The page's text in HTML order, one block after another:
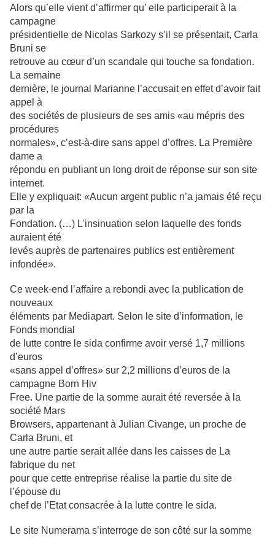
Alors qu’elle vient d’affirmer qu’ elle participerait à la
campagne
présidentielle de Nicolas Sarkozy s’il se présentait, Carla
Bruni se
retrouve au cœur d’un scandale qui touche sa fondation.
La semaine
dernière, le journal Marianne l’accusait en effet d’avoir fait
appel à
des sociétés de plusieurs de ses amis «au mépris des
procédures
normales», c’est-à-dire sans appel d’offres. La Première
dame a
répondu en publiant un long droit de réponse sur son site
internet.
Elle y expliquait: «Aucun argent public n’a jamais été reçu
par la
Fondation. (…) L'insinuation selon laquelle des fonds
auraient été
levés auprès de partenaires publics est entièrement
infondée».
Ce week-end l’affaire a rebondi avec la publication de
nouveaux
éléments par Mediapart. Selon le site d’information, le
Fonds mondial
de lutte contre le sida confirme avoir versé 1,7 millions
d’euros
«sans appel d’offres» sur 2,2 millions d’euros de la
campagne Born Hiv
Free. Une partie de la somme aurait été reversée à la
société Mars
Browsers, appartenant à Julian Civange, un proche de
Carla Bruni, et
une autre partie serait allée dans les caisses de La
fabrique du net
pour que cette entreprise réalise la partie du site de
l’épouse du
chef de l’Etat consacrée à la lutte contre le sida.
Le site Numerama s’interroge de son côté sur la somme